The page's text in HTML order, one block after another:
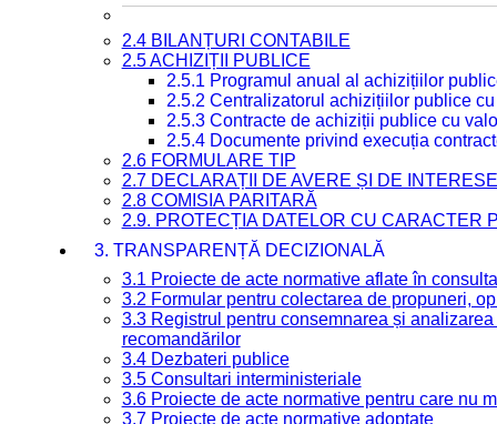
2.4 BILANȚURI CONTABILE
2.5 ACHIZIȚII PUBLICE
2.5.1 Programul anual al achizițiilor
2.5.2 Centralizatorul achizițiilor publice
2.5.3 Contracte de achiziții publice cu
2.5.4 Documente privind execuția
2.6 FORMULARE TIP
2.7 DECLARAȚII DE AVERE ȘI DE INTERESE
2.8 COMISIA PARITARĂ
2.9. PROTECȚIA DATELOR CU CARACTER
3. TRANSPARENȚĂ DECIZIONALĂ
3.1 Proiecte de acte normative aflate în
3.2 Formular pentru colectarea de propuneri,
3.3 Registrul pentru consemnarea și
recomandărilor
3.4 Dezbateri publice
3.5 Consultari interministeriale
3.6 Proiecte de acte normative pentru care nu
3.7 Proiecte de acte normative adoptate